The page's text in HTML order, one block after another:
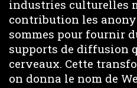
industries culturelles
contribution les
sommes pour fournir
supports de diffusion
cerveaux. Cette
on donna le nom de